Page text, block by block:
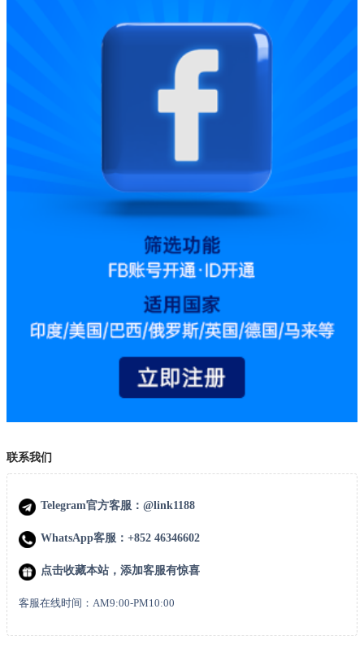
联系我们
Telegram官方客服：@link1188
WhatsApp客服：+852 46346602
点击收藏本站，添加客服有惊喜
客服在线时间：AM9:00-PM10:00